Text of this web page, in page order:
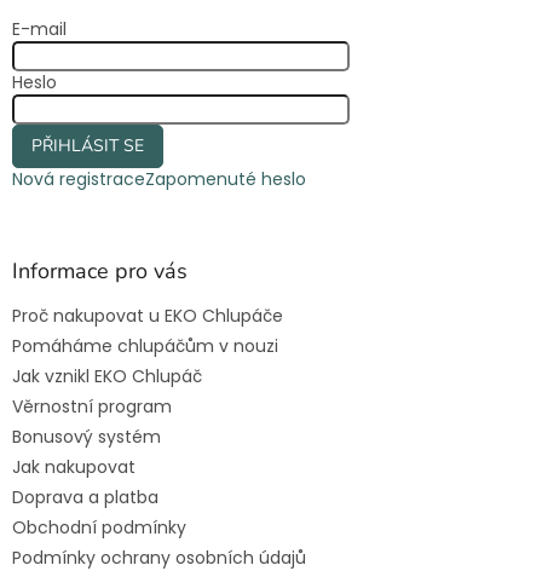
E-mail
Heslo
PŘIHLÁSIT SE
Nová registraceZapomenuté heslo
Informace pro vás
Proč nakupovat u EKO Chlupáče
Pomáháme chlupáčům v nouzi
Jak vznikl EKO Chlupáč
Věrnostní program
Bonusový systém
Jak nakupovat
Doprava a platba
Obchodní podmínky
Podmínky ochrany osobních údajů